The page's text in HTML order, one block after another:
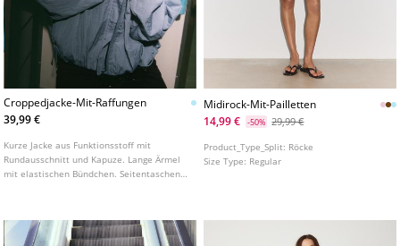
Croppedjacke-Mit-Raffungen
39,99 €
Kurze Jacke aus Funktionsstoff mit
Rundausschnitt und Kapuze. Lange Ärmel
mit elastischen Bündchen. Seitentaschen
Midirock-Mit-Pailletten
14,99 €
-50% 29,99 €
Product_Type_Split: Röcke
Size Type: Regular